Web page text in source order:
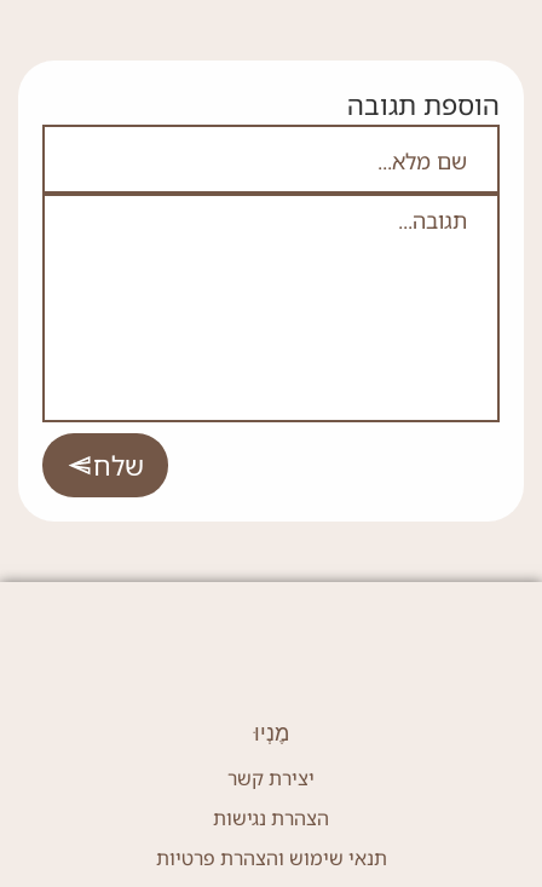
אם אתה לא רובוט אל תמלא את השדה הזה
הוספת תגובה
שלח
מֶנְיוּ
יצירת קשר
הצהרת נגישות
תנאי שימוש והצהרת פרטיות